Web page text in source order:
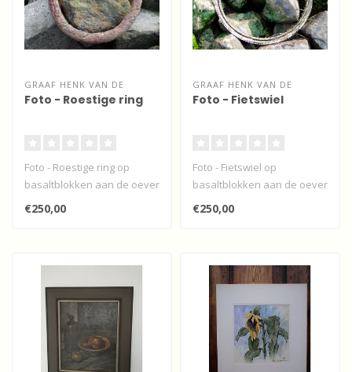
GRAAF HENK VAN DE
Foto - Roestige ring
Foto - Roestige ring op
basaltblokken aan de oever
van de Beneden Merwede...
€250,00
GRAAF HENK VAN DE
Foto - Fietswiel
Foto - Fietswiel op
basaltblokken aan de oever
van de Beneden Merwede...
€250,00